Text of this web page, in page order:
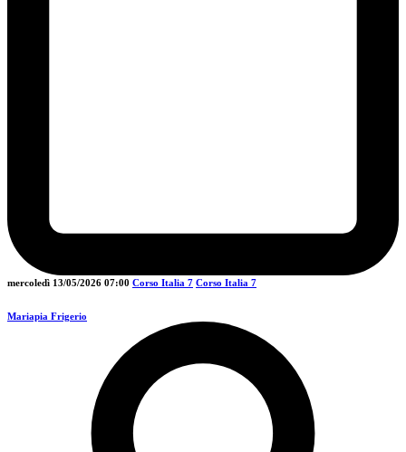
mercoledì 13/05/2026 07:00 Corso Italia 7 Corso Italia 7
Mariapia Frigerio